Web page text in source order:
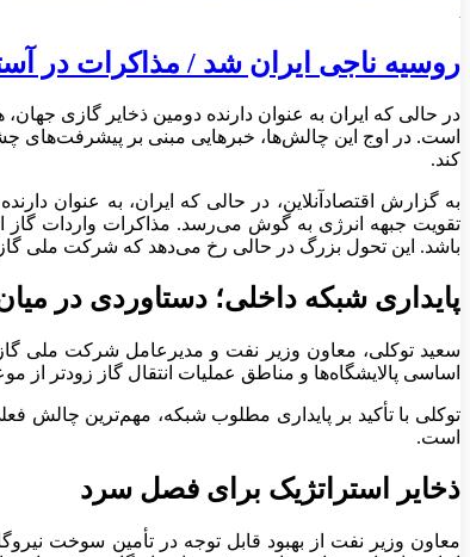
روسیه ناجی ایران شد / مذاکرات در
در حالی که ایران به عنوان دارنده دومین ذخایر گازی
است. در اوج این چالش‌ها، خبرهایی مبنی بر پیشرفت‌های
کند.
به گزارش اقتصادآنلاین، در حالی که ایران، به عنوان
تقویت جبهه انرژی به گوش می‌رسد. مذاکرات واردات گاز
باشد. این تحول بزرگ در حالی رخ می‌دهد که شرکت ملی گاز
پایداری شبکه داخلی؛ دستاوردی در
سعید توکلی، معاون وزیر نفت و مدیرعامل شرکت ملی
اساسی پالایشگاه‌ها و مناطق عملیات انتقال گاز زودتر از موعد مقرر و حتی با وجود شرایط دشوار
است.
ذخایر استراتژیک برای فصل سرد